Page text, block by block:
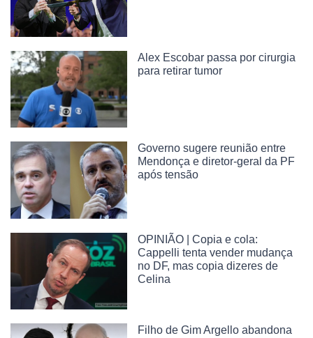
Alex Escobar passa por cirurgia
para retirar tumor
Governo sugere reunião entre
Mendonça e diretor-geral da PF
após tensão
OPINIÃO | Copia e cola:
Cappelli tenta vender mudança
no DF, mas copia dizeres de
Celina
Filho de Gim Argello abandona